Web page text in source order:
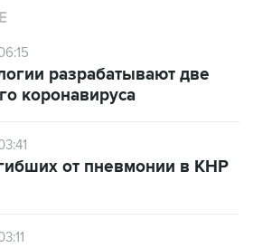
разрабатывают две
коронавируса
от пневмонии в КНР